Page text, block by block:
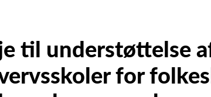
til understøttelse
for